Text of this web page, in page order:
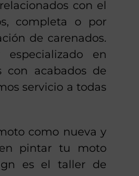
realizamos toda
con el
completa o por
de carenados.
en
con acabados de
servicio a todas
como nueva y
pintar tu moto